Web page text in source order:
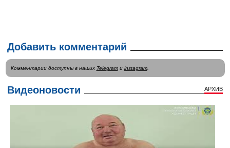
Добавить комментарий
Комментарии доступны в наших Telegramи instagram.
Видеоновости АРХИВ